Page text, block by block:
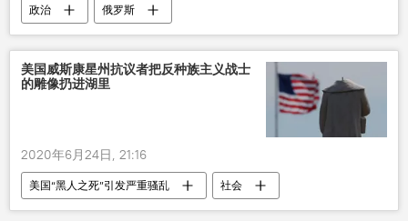
政治 俄罗斯
美国威斯康星州抗议者把反种族主义战士
的雕像扔进湖里
2020年6月24日, 21:16
美国“黑人之死”引发严重骚乱
社会
政治
美国 雕像 骚乱